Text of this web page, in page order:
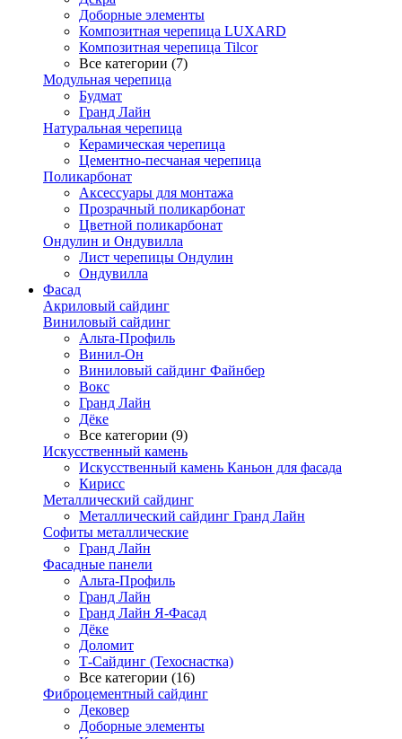
Доборные элементы
Композитная черепица LUXARD
Композитная черепица Tilcor
Все категории (7)
Модульная черепица
Будмат
Гранд Лайн
Натуральная черепица
Керамическая черепица
Цементно-песчаная черепица
Поликарбонат
Аксессуары для монтажа
Прозрачный поликарбонат
Цветной поликарбонат
Ондулин и Ондувилла
Лист черепицы Ондулин
Ондувилла
Фасад
Акриловый сайдинг
Виниловый сайдинг
Альта-Профиль
Винил-Он
Виниловый сайдинг Файнбер
Вокс
Гранд Лайн
Дёке
Все категории (9)
Искусственный камень
Искусственный камень Каньон для фасада
Кирисс
Металлический сайдинг
Металлический сайдинг Гранд Лайн
Софиты металлические
Гранд Лайн
Фасадные панели
Альта-Профиль
Гранд Лайн
Гранд Лайн Я-Фасад
Дёке
Доломит
Т-Сайдинг (Техоснастка)
Все категории (16)
Фиброцементный сайдинг
Дековер
Доборные элементы